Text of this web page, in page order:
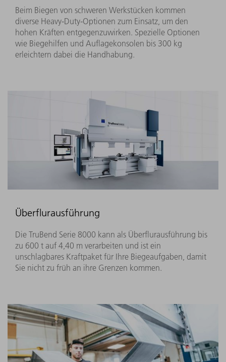
Beim Biegen von schweren Werkstücken kommen
diverse Heavy-Duty-Optionen zum Einsatz, um den
hohen Kräften entgegenzuwirken. Spezielle Optionen
wie Biegehilfen und Auflagekonsolen bis 300 kg
erleichtern dabei die Handhabung.
Überflurausführung
Die TruBend Serie 8000 kann als Überflurausführung bis
zu 600 t auf 4,40 m verarbeiten und ist ein
unschlagbares Kraftpaket für Ihre Biegeaufgaben, damit
Sie nicht zu früh an ihre Grenzen kommen.